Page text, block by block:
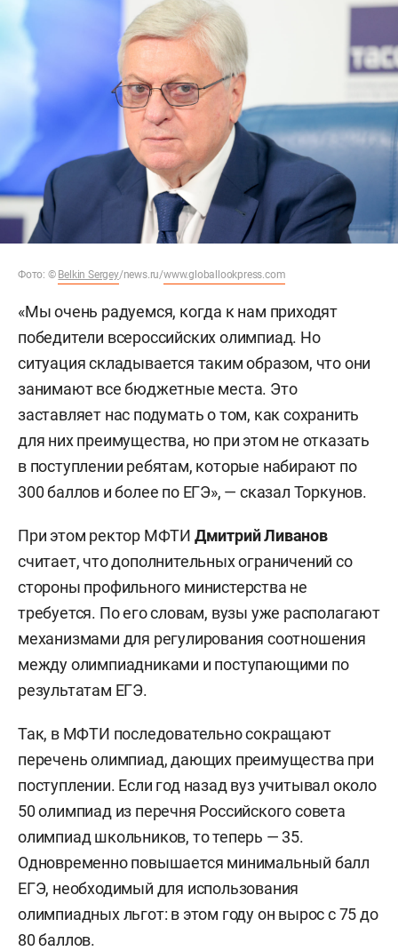
Фото: © Belkin Sergey/news.ru/www.globallookpress.com
«Мы очень радуемся, когда к нам приходят
победители всероссийских олимпиад. Но
ситуация складывается таким образом, что они
занимают все бюджетные места. Это
заставляет нас подумать о том, как сохранить
для них преимущества, но при этом не отказать
в поступлении ребятам, которые набирают по
300 баллов и более по ЕГЭ», — сказал Торкунов.
При этом ректор МФТИ Дмитрий Ливанов
считает, что дополнительных ограничений со
стороны профильного министерства не
требуется. По его словам, вузы уже располагают
механизмами для регулирования соотношения
между олимпиадниками и поступающими по
результатам ЕГЭ.
Так, в МФТИ последовательно сокращают
перечень олимпиад, дающих преимущества при
поступлении. Если год назад вуз учитывал около
50 олимпиад из перечня Российского совета
олимпиад школьников, то теперь — 35.
Одновременно повышается минимальный балл
ЕГЭ, необходимый для использования
олимпиадных льгот: в этом году он вырос с 75 до
80 баллов.